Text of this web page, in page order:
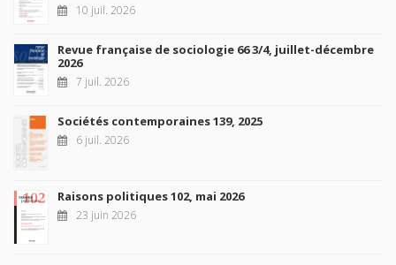
10 juil. 2026
Revue française de sociologie 66 3/4, juillet-décembre
2026
7 juil. 2026
Sociétés contemporaines 139, 2025
6 juil. 2026
Raisons politiques 102, mai 2026
23 juin 2026